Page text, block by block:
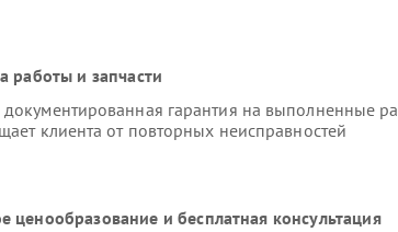
работы и запчасти
документированная гарантия на выполненные
клиента от повторных неисправностей
ценообразование и бесплатная консультация